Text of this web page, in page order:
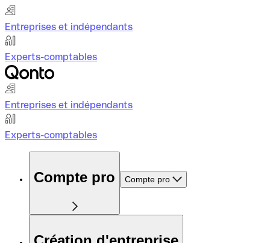
Entreprises et indépendants
Experts-comptables
Entreprises et indépendants
Experts-comptables
Compte pro Compte pro